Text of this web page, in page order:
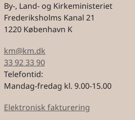
By-, Land- og Kirkeministeriet
Frederiksholms Kanal 21
1220 København K
km@km.dk
33 92 33 90
Telefontid:
Mandag-fredag kl. 9.00-15.00
Elektronisk fakturering